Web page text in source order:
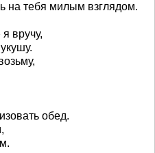
на тебя милым взглядом.
вручу,
обед.